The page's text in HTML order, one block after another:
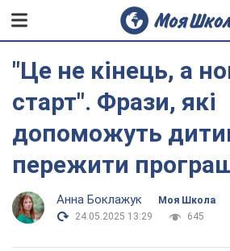
"Це не кінець, а
старт". Фрази, які
допоможуть
пережити
Анна Боклажук
Моя Школа
24.05.2025 13:29
645